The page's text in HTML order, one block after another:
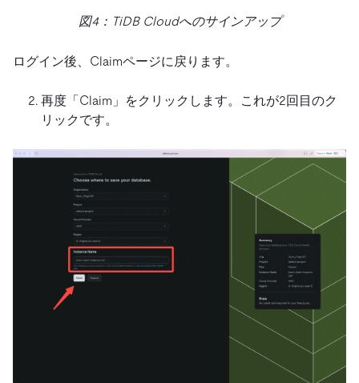
図4：TiDB Cloudへのサインアップ
ログイン後、Claimページに戻ります。
再度「Claim」をクリックします。これが2回目のク
リックです。